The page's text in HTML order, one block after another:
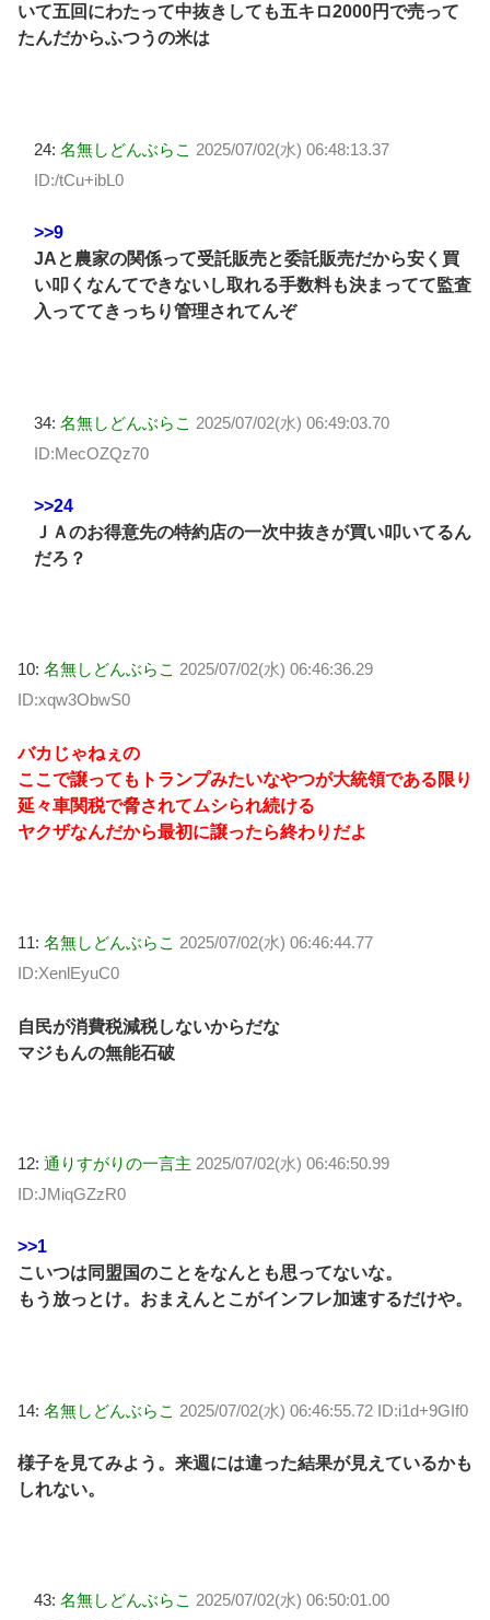
いて五回にわたって中抜きしても五キロ2000円で売って
たんだからふつうの米は
24: 名無しどんぶらこ 2025/07/02(水) 06:48:13.37
ID:/tCu+ibL0
>>9
JAと農家の関係って受託販売と委託販売だから安く買
い叩くなんてできないし取れる手数料も決まってて監査
入っててきっちり管理されてんぞ
34: 名無しどんぶらこ 2025/07/02(水) 06:49:03.70
ID:MecOZQz70
>>24
ＪＡのお得意先の特約店の一次中抜きが買い叩いてるん
だろ？
10: 名無しどんぶらこ 2025/07/02(水) 06:46:36.29
ID:xqw3ObwS0
バカじゃねぇの
ここで譲ってもトランプみたいなやつが大統領である限り
延々車関税で脅されてムシられ続ける
ヤクザなんだから最初に譲ったら終わりだよ
11: 名無しどんぶらこ 2025/07/02(水) 06:46:44.77
ID:XenlEyuC0
自民が消費税減税しないからだな
マジもんの無能石破
12: 通りすがりの一言主 2025/07/02(水) 06:46:50.99
ID:JMiqGZzR0
>>1
こいつは同盟国のことをなんとも思ってないな。
もう放っとけ。おまえんとこがインフレ加速するだけや。
14: 名無しどんぶらこ 2025/07/02(水) 06:46:55.72 ID:i1d+9GIf0
様子を見てみよう。来週には違った結果が見えているかも
しれない。
43: 名無しどんぶらこ 2025/07/02(水) 06:50:01.00